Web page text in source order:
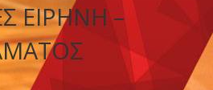
ΕΙΡΗΝΗ –